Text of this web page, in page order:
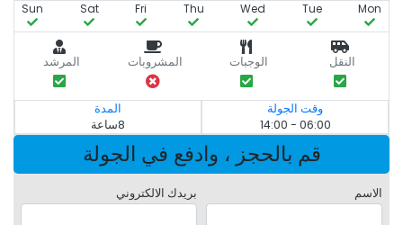
Mon
Tue
Wed
Thu
Fri
Sat
Sun
النقل الوجبات المشروبات المرشد
وقت الجولة
06:00 - 14:00
المدة
8ساعة
قم بالحجز ، وادفع في الجولة
الاسم بريدك الالكتروني